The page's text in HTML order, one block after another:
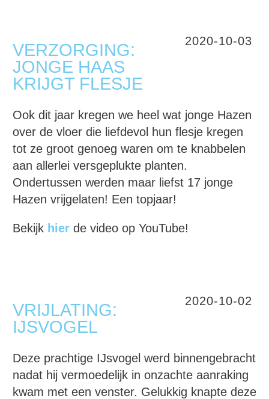
2020-10-03
VERZORGING:
JONGE HAAS
KRIJGT FLESJE
Ook dit jaar kregen we heel wat jonge Hazen
over de vloer die liefdevol hun flesje kregen
tot ze groot genoeg waren om te knabbelen
aan allerlei versgeplukte planten.
Ondertussen werden maar liefst 17 jonge
Hazen vrijgelaten! Een topjaar!
Bekijk hier de video op YouTube!
2020-10-02
VRIJLATING:
IJSVOGEL
Deze prachtige IJsvogel werd binnengebracht
nadat hij vermoedelijk in onzachte aanraking
kwam met een venster. Gelukkig knapte deze